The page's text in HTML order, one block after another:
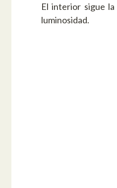
El interior sigue la
luminosidad.